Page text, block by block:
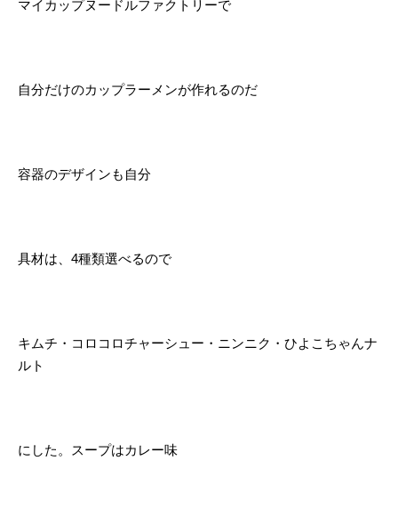
マイカップヌードルファクトリーで
自分だけのカップラーメンが作れるのだ
容器のデザインも自分
具材は、4種類選べるので
キムチ・コロコロチャーシュー・ニンニク・ひよこちゃんナ
ルト
にした。スープはカレー味